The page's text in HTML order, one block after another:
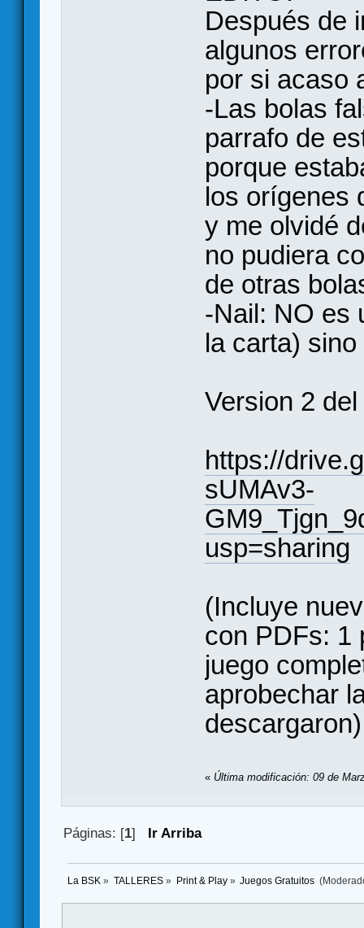
Después de
algunos
por si acaso
-Las bolas
parrafo de
porque
los orígenes
y me olvidé
no pudiera
de otras
-Nail: NO es
la carta)
Version 2
https://
sUMAv3-
usp=sharing
(Incluye
con PDFs: 1
juego
aprobechar
« Última modificación: 09 de
Páginas: [1] Ir Arriba
La BSK » TALLERES» Print & Play» Juegos Gratuitos